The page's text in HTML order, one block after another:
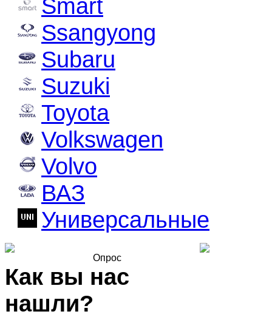
Smart
Ssangyong
Subaru
Suzuki
Toyota
Volkswagen
Volvo
ВАЗ
Универсальные
Опрос
Как вы нас
нашли?